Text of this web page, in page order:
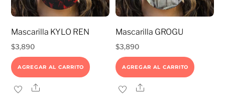
Mascarilla KYLO REN
$3,890
AGREGAR AL CARRITO
Share
Mascarilla GROGU
$3,890
AGREGAR AL CARRITO
Share